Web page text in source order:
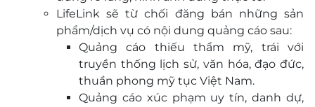
LifeLink sẽ từ chối đăng bán những sản
phẩm/dịch vụ có nội dung quảng cáo sau:
Quảng cáo thiếu thẩm mỹ, trái với
truyền thống lịch sử, văn hóa, đạo đức,
thuần phong mỹ tục Việt Nam.
Quảng cáo xúc phạm uy tín, danh dự,